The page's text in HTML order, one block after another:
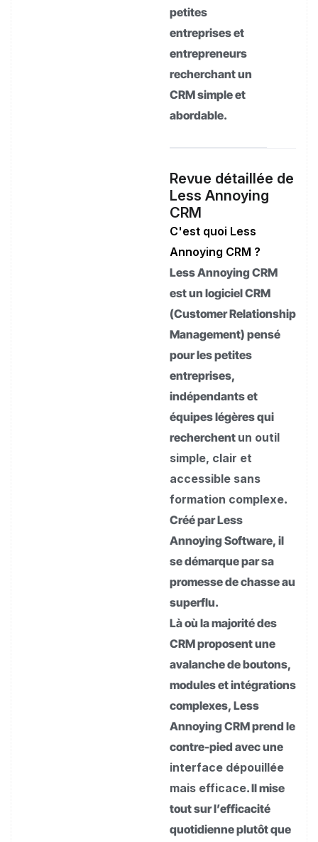
petites
entreprises et
entrepreneurs
recherchant un
CRM simple et
abordable.
Revue détaillée de
Less Annoying
CRM
C'est quoi Less
Annoying CRM ?
Less Annoying CRM
est un logiciel CRM
(Customer Relationship
Management) pensé
pour les petites
entreprises,
indépendants et
équipes légères qui
recherchent un outil
simple, clair et
accessible sans
formation complexe.
Créé par Less
Annoying Software, il
se démarque par sa
promesse de chasse au
superflu.
Là où la majorité des
CRM proposent une
avalanche de boutons,
modules et intégrations
complexes, Less
Annoying CRM prend le
contre-pied avec une
interface dépouillée
mais efficace. Il mise
tout sur l’efficacité
quotidienne plutôt que